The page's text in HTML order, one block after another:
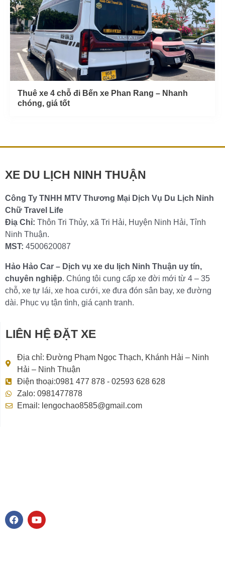
Thuê xe 4 chỗ đi Bến xe Phan Rang – Nhanh
chóng, giá tốt
XE DU LỊCH NINH THUẬN
Công Ty TNHH MTV Thương Mại Dịch Vụ Du Lịch Ninh
Chữ Travel Life
Điạ Chỉ: Thôn Tri Thủy, xã Tri Hải, Huyện Ninh Hải, Tỉnh
Ninh Thuận.
MST: 4500620087
Hảo Hảo Car – Dịch vụ xe du lịch Ninh Thuận uy tín,
chuyên nghiệp. Chúng tôi cung cấp xe đời mới từ 4 – 35
chỗ, xe tự lái, xe hoa cưới, xe đưa đón sân bay, xe đường
dài. Phục vụ tận tình, giá cạnh tranh.
LIÊN HỆ ĐẶT XE
Địa chỉ: Đường Phạm Ngọc Thạch, Khánh Hải – Ninh
Hải – Ninh Thuận
Điện thoại:0981 477 878 - 02593 628 628
Zalo: 0981477878
Email: lengochao8585@gmail.com
F
a
Y
o